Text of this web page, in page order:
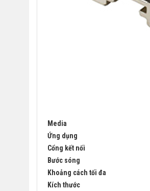
Media
Ứng dụng
Cổng kết nối
Bước sóng
Khoảng cách tối đa
Kích thước